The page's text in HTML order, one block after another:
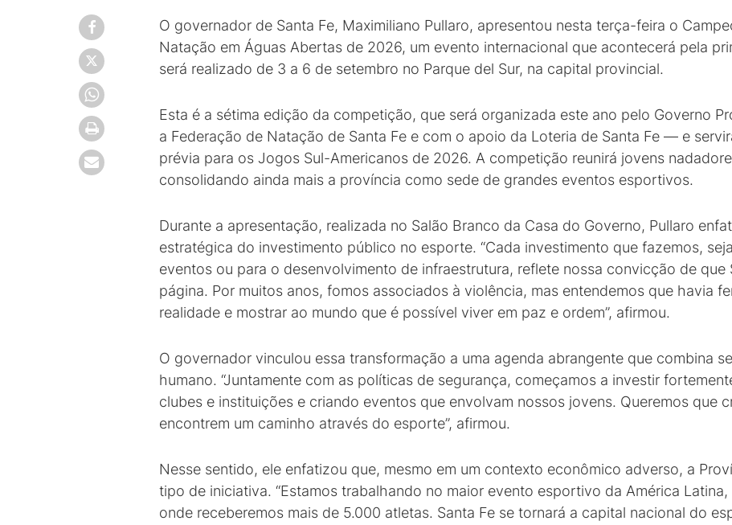
O governador de Santa Fe, Maximiliano Pullaro, apresentou nesta terça-feira o
Natação em Águas Abertas de 2026, um evento internacional que acontecerá pela
será realizado de 3 a 6 de setembro no Parque del Sur, na capital provincial.
Esta é a sétima edição da competição, que será organizada este ano pelo Governo
a Federação de Natação de Santa Fe e com o apoio da Loteria de Santa Fe — e
prévia para os Jogos Sul-Americanos de 2026. A competição reunirá jovens
consolidando ainda mais a província como sede de grandes eventos esportivos.
Durante a apresentação, realizada no Salão Branco da Casa do Governo, Pullaro
estratégica do investimento público no esporte. “Cada investimento que fazemos,
eventos ou para o desenvolvimento de infraestrutura, reflete nossa convicção de que
página. Por muitos anos, fomos associados à violência, mas entendemos que havia
realidade e mostrar ao mundo que é possível viver em paz e ordem”, afirmou.
O governador vinculou essa transformação a uma agenda abrangente que combina
humano. “Juntamente com as políticas de segurança, começamos a investir
clubes e instituições e criando eventos que envolvam nossos jovens. Queremos que
encontrem um caminho através do esporte”, afirmou.
Nesse sentido, ele enfatizou que, mesmo em um contexto econômico adverso, a
tipo de iniciativa. “Estamos trabalhando no maior evento esportivo da América
onde receberemos mais de 5.000 atletas. Santa Fe se tornará a capital nacional do